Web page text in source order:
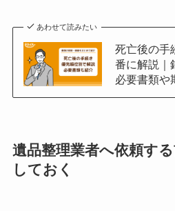
あわせて読みたい
死亡後の手
番に解説｜
必要書類や
遺品整理業者へ依頼す
しておく